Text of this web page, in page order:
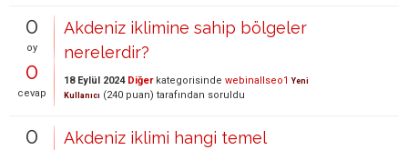
0
oy
0
cevap
Akdeniz iklimine sahip bölgeler
nerelerdir?
18 Eylül 2024 Diğerkategorisinde webinallseo1 Yeni
Kullanıcı (240 puan) tarafından soruldu
0
Akdeniz iklimi hangi temel